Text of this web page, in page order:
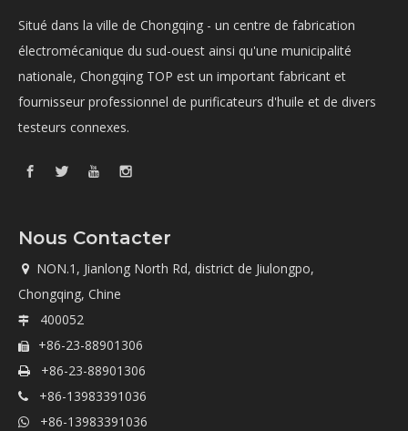
Situé dans la ville de Chongqing - un centre de fabrication
électromécanique du sud-ouest ainsi qu'une municipalité
nationale, Chongqing TOP est un important fabricant et
fournisseur professionnel de purificateurs d'huile et de divers
testeurs connexes.
Nous Contacter

NON.1, Jianlong North Rd, district de Jiulongpo,
Chongqing, Chine
 400052
 +86-23-88901306
 +86-23-88901306
 +86-13983391036
 +86-13983391036